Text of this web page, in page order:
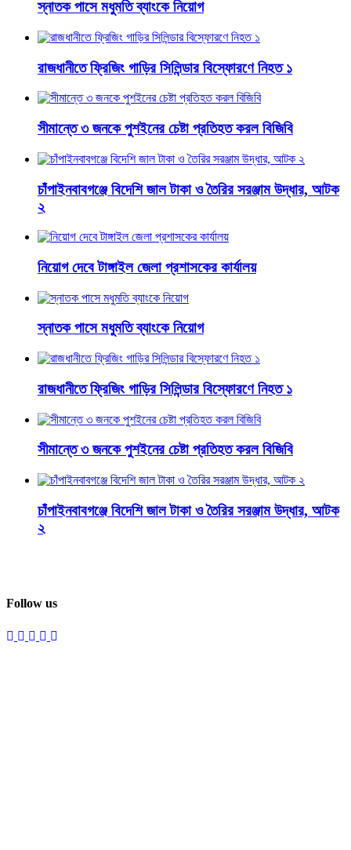
স্নাতক পাসে মধুমতি ব্যাংকে নিয়োগ
রাজধানীতে ফ্রিজিং গাড়ির সিলিন্ডার বিস্ফোরণে নিহত ১
সীমান্তে ৩ জনকে পুশইনের চেষ্টা প্রতিহত করল বিজিবি
চাঁপাইনবাবগঞ্জে বিদেশি জাল টাকা ও তৈরির সরঞ্জাম উদ্ধার, আটক
২
নিয়োগ দেবে টাঙ্গাইল জেলা প্রশাসকের কার্যালয়
স্নাতক পাসে মধুমতি ব্যাংকে নিয়োগ
রাজধানীতে ফ্রিজিং গাড়ির সিলিন্ডার বিস্ফোরণে নিহত ১
সীমান্তে ৩ জনকে পুশইনের চেষ্টা প্রতিহত করল বিজিবি
চাঁপাইনবাবগঞ্জে বিদেশি জাল টাকা ও তৈরির সরঞ্জাম উদ্ধার, আটক
২
Follow us